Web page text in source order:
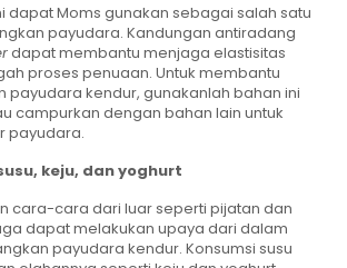
dapat Moms gunakan sebagai salah satu
payudara. Kandungan antiradang
dapat membantu menjaga elastisitas
proses penuaan. Untuk membantu
payudara kendur, gunakanlah bahan ini
campurkan dengan bahan lain untuk
payudara.
keju, dan yoghurt
cara-cara dari luar seperti pijatan dan
dapat melakukan upaya dari dalam
payudara kendur. Konsumsi susu